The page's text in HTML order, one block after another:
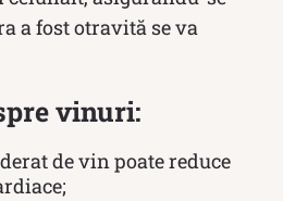
a fost otravită se va
vinuri:
de vin poate reduce